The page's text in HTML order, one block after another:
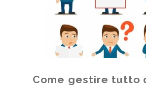
Come gestire tutto